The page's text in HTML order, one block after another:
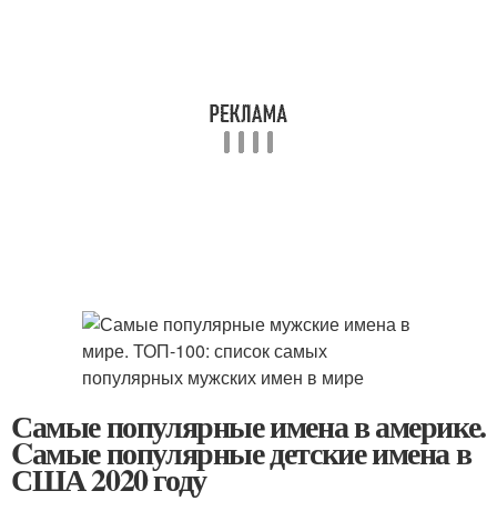
Самые популярные имена в америке.
Cамые популярные детские имена в
США 2020 году